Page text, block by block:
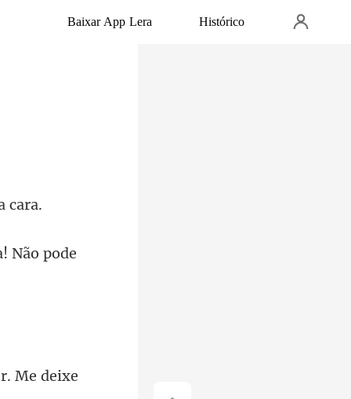
Baixar App Lera Histórico
Me deixe